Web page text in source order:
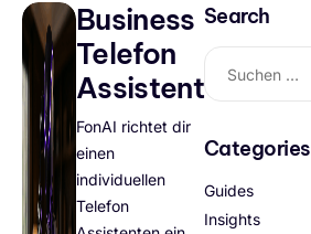
Business
Telefon
Assistent
FonAI richtet dir
einen
individuellen
Telefon
Search
Categories
Guides
Insights